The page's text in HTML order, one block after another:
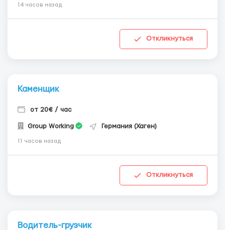
14 часов назад
Откликнуться
Каменщик
от 20€ / час
Group Working Германия (Хаген)
11 часов назад
Откликнуться
Водитель-грузчик